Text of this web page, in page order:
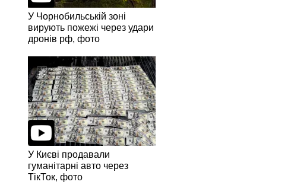
У Чорнобильській зоні
вирують пожежі через удари
дронів рф, фото
У Києві продавали
гуманітарні авто через
ТікТок, фото